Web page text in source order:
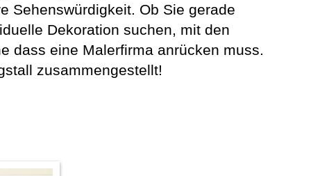
Sehenswürdigkeit. Ob Sie gerade
Dekoration suchen, mit den
dass eine Malerfirma anrücken muss.
zusammengestellt!